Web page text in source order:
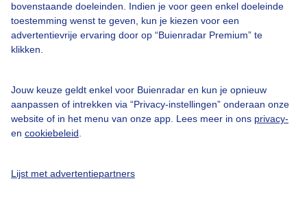
bovenstaande doeleinden. Indien je voor geen enkel doeleinde
toestemming wenst te geven, kun je kiezen voor een
advertentievrije ervaring door op “Buienradar Premium” te
klikken.
Jouw keuze geldt enkel voor Buienradar en kun je opnieuw
aanpassen of intrekken via “Privacy-instellingen” onderaan onze
website of in het menu van onze app. Lees meer in ons privacy-
en cookiebeleid
Lijst met advertentiepartners
Veelgestelde vragen
Contact
Adverteren
Buienradar Team
Cookie beleid